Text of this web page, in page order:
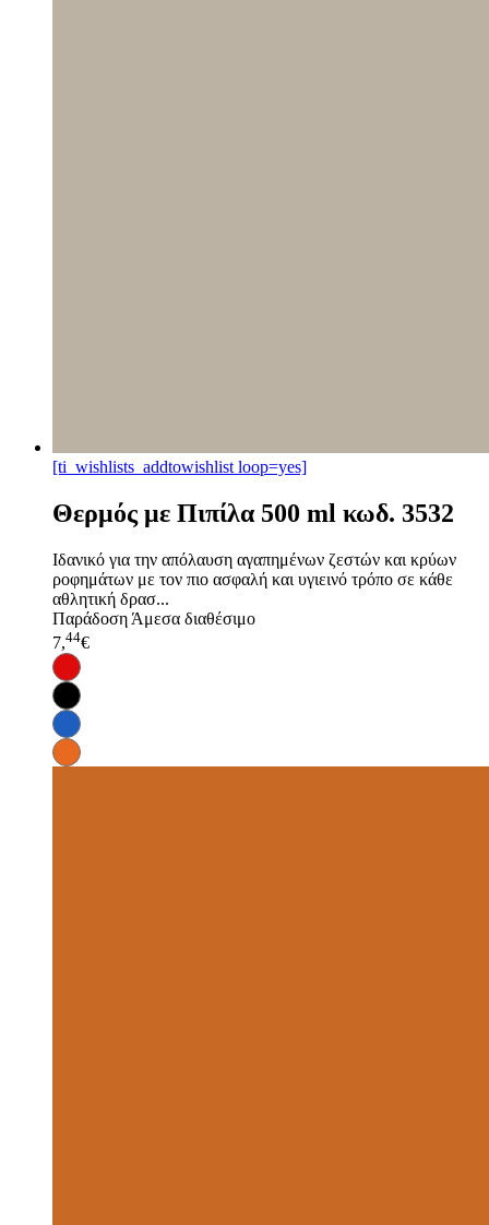
[ti_wishlists_addtowishlist loop=yes]
Θερμός με Πιπίλα 500 ml κωδ. 3532
Ιδανικό για την απόλαυση αγαπημένων ζεστών και κρύων
ροφημάτων με τον πιο ασφαλή και υγιεινό τρόπο σε κάθε
αθλητική δρασ...
Παράδοση Άμεσα διαθέσιμο
7,44€